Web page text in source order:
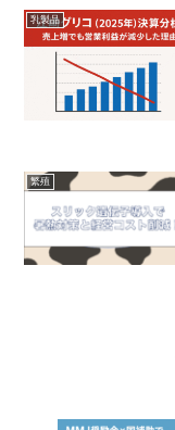
乳製品
繁殖